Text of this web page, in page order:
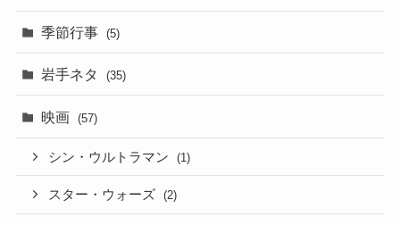
季節行事 (5)
岩手ネタ (35)
映画 (57)
シン・ウルトラマン (1)
スター・ウォーズ (2)